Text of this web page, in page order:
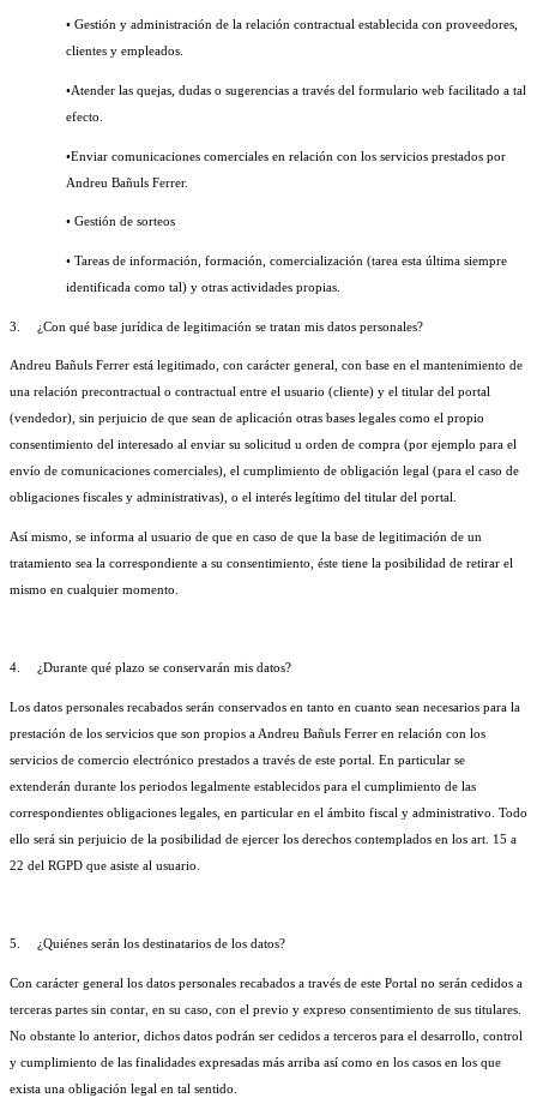
• Gestión y administración de la relación contractual establecida con proveedores,
clientes y empleados.
•Atender las quejas, dudas o sugerencias a través del formulario web facilitado a tal
efecto.
•Enviar comunicaciones comerciales en relación con los servicios prestados por
Andreu Bañuls Ferrer.
• Gestión de sorteos
• Tareas de información, formación, comercialización (tarea esta última siempre
identificada como tal) y otras actividades propias.
3. ¿Con qué base jurídica de legitimación se tratan mis datos personales?
Andreu Bañuls Ferrer está legitimado, con carácter general, con base en el mantenimiento de
una relación precontractual o contractual entre el usuario (cliente) y el titular del portal
(vendedor), sin perjuicio de que sean de aplicación otras bases legales como el propio
consentimiento del interesado al enviar su solicitud u orden de compra (por ejemplo para el
envío de comunicaciones comerciales), el cumplimiento de obligación legal (para el caso de
obligaciones fiscales y administrativas), o el interés legítimo del titular del portal.
Así mismo, se informa al usuario de que en caso de que la base de legitimación de un
tratamiento sea la correspondiente a su consentimiento, éste tiene la posibilidad de retirar el
mismo en cualquier momento.
4. ¿Durante qué plazo se conservarán mis datos?
Los datos personales recabados serán conservados en tanto en cuanto sean necesarios para la
prestación de los servicios que son propios a Andreu Bañuls Ferrer en relación con los
servicios de comercio electrónico prestados a través de este portal. En particular se
extenderán durante los periodos legalmente establecidos para el cumplimiento de las
correspondientes obligaciones legales, en particular en el ámbito fiscal y administrativo. Todo
ello será sin perjuicio de la posibilidad de ejercer los derechos contemplados en los art. 15 a
22 del RGPD que asiste al usuario.
5. ¿Quiénes serán los destinatarios de los datos?
Con carácter general los datos personales recabados a través de este Portal no serán cedidos a
terceras partes sin contar, en su caso, con el previo y expreso consentimiento de sus titulares.
No obstante lo anterior, dichos datos podrán ser cedidos a terceros para el desarrollo, control
y cumplimiento de las finalidades expresadas más arriba así como en los casos en los que
exista una obligación legal en tal sentido.